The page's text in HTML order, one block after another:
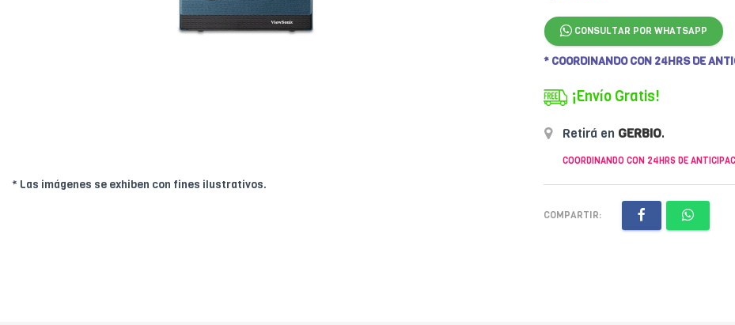
* Las imágenes se exhiben con fines ilustrativos.
CONSULTAR POR WHATSAPP
* COORDINANDO CON 24HRS DE
¡Envío Gratis!
Retirá en GERBIO.
COORDINANDO CON 24HRS DE
COMPARTIR: